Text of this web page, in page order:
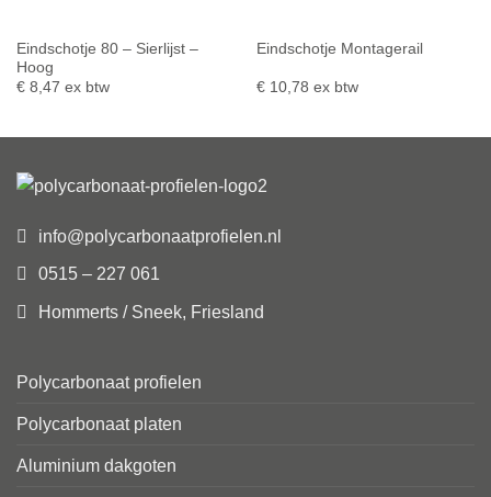
Eindschotje 80 – Sierlijst –
Hoog
€8,47 ex btw
Eindschotje Montagerail
€10,78 ex btw
info@polycarbonaatprofielen.nl
0515 – 227 061
Hommerts / Sneek, Friesland
Polycarbonaat profielen
Polycarbonaat platen
Aluminium dakgoten